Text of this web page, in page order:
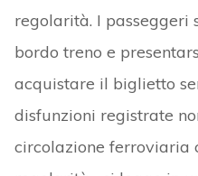
regolarità. I passeggeri
bordo treno e
acquistare il biglietto
disfunzioni registrate
circolazione ferroviaria